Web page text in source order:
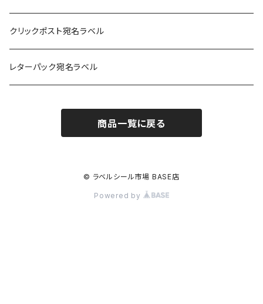
耐水フィルム
訂正用
和紙
フィルム
クリックポスト宛名ラベル
レターパック宛名ラベル
商品一覧に戻る
© ラベルシール市場 BASE店
Powered by